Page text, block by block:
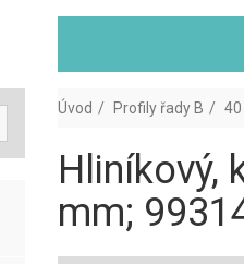
Úvod Profily řady B 40
Hliníkový,
mm;